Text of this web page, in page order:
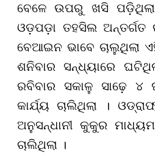
ବେଳେ ଉପରୁ ଖସି
ଓଡ଼ପଡ଼ା ତହସିଲ ଅନ୍ତର୍ଗତ
ବେଆଇନ ଭାବେ ଚାଲୁଥିଲା
ଶନିବାର ସନ୍ଧ୍ୟାରେ
ରବିବାର ସକାଳୁ ସାଢ଼େ ୪
କାର୍ଯ୍ୟ ଚାଲିଥିଲା ।
ଅନୁସନ୍ଧାନୀ କୁକୁର
ଚାଲିଥିଲା ।